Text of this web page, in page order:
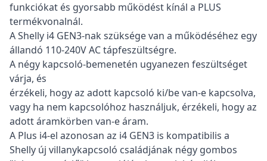
funkciókat és gyorsabb működést kínál a PLUS
termékvonalnál.
A Shelly i4 GEN3-nak szüksége van a működéséhez egy
állandó 110-240V AC tápfeszültségre.
A négy kapcsoló-bemenetén ugyanezen feszültséget
várja, és
érzékeli, hogy az adott kapcsoló ki/be van-e kapcsolva,
vagy ha nem kapcsolóhoz használjuk, érzékeli, hogy az
adott áramkörben van-e áram.
A Plus i4-el azonosan az i4 GEN3 is kompatibilis a
Shelly új villanykapcsoló családjának négy gombos